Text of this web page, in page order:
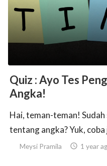
Quiz : Ayo Tes
Angka!
Hai, teman-teman!
tentang angka? Yuk, coba
Meysi Pramila  1 year